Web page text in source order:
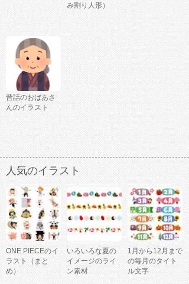
み割り人形）
昔話のおばあさ
んのイラスト
人気のイラスト
ONE PIECEのイ
ラスト（まと
め）
いろいろな夏の
イメージのライ
ン素材
1月から12月まで
の毎月のタイト
ル文字